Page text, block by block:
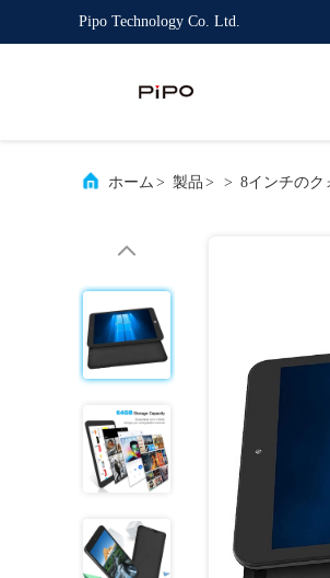
Pipo Technology Co. Ltd.
ホーム > 製品 > > 8インチのク